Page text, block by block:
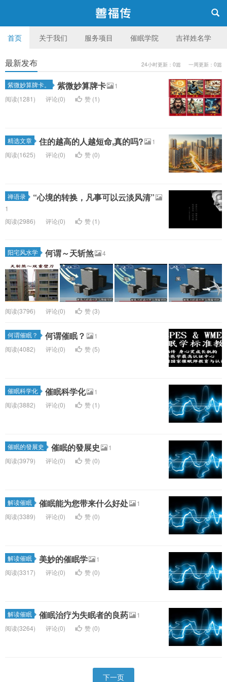
台湾 善福传身心成长机构
首页 关于我们 服务项目 催眠学院 吉祥姓名学
24小时更新：0篇 一周更新：0篇
最新发布
紫微妙算牌卡。 紫微妙算牌卡
1
阅读(1281)
评论(0) 赞 (1)
精选文章 住的越高的人越短命,真的吗?
1
阅读(1625)
评论(0) 赞 (0)
禅语录 “心境的转换，凡事可以云淡风清”
1
阅读(2986)
评论(0) 赞 (1)
阳宅风水学 何谓～天斩煞 4
阅读(3796) 评论(0) 赞 (3)
何谓催眠？ 何谓催眠？
1
阅读(4082)
评论(0) 赞 (5)
催眠科学化 催眠科学化
1
阅读(3882)
评论(0) 赞 (1)
催眠的發展史 催眠的發展史
1
阅读(3979)
评论(0) 赞 (0)
解读催眠 催眠能为您带来什么好处
1
阅读(3389)
评论(0) 赞 (0)
解读催眠 美妙的催眠学
1
阅读(3317)
评论(0) 赞 (0)
解读催眠 催眠治疗为失眠者的良药
1
阅读(3264)
评论(0) 赞 (0)
下一页